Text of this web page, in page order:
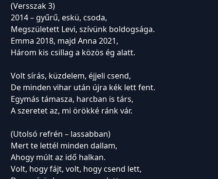
(Versszak 3)
2014 – gyűrű, eskü, csoda,
Megszületett Levi, szívünk boldogsága.
Emma 2018, majd Anna 2021,
Három kis csillag a közös ég alatt.
Volt sírás, küzdelem, éjjeli csend,
De minden vihar után újra kék lett fent.
Egymás támasza, harcban is társ,
A szeretet az, mi örökké ránk vár.
(Utolsó refrén – lassabban)
Mert te lettél minden dallam,
Ahogy múlt az idő halkan.
Volt, hogy fájt, volt, hogy csend lett,